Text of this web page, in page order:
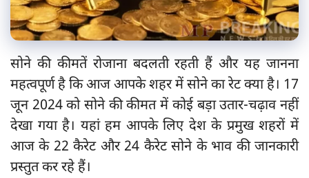
सोने की कीमतें रोजाना बदलती रहती हैं और यह जानना
महत्वपूर्ण है कि आज आपके शहर में सोने का रेट क्या है। 17
जून 2024 को सोने की कीमत में कोई बड़ा उतार-चढ़ाव नहीं
देखा गया है। यहां हम आपके लिए देश के प्रमुख शहरों में
आज के 22 कैरेट और 24 कैरेट सोने के भाव की जानकारी
प्रस्तुत कर रहे हैं।